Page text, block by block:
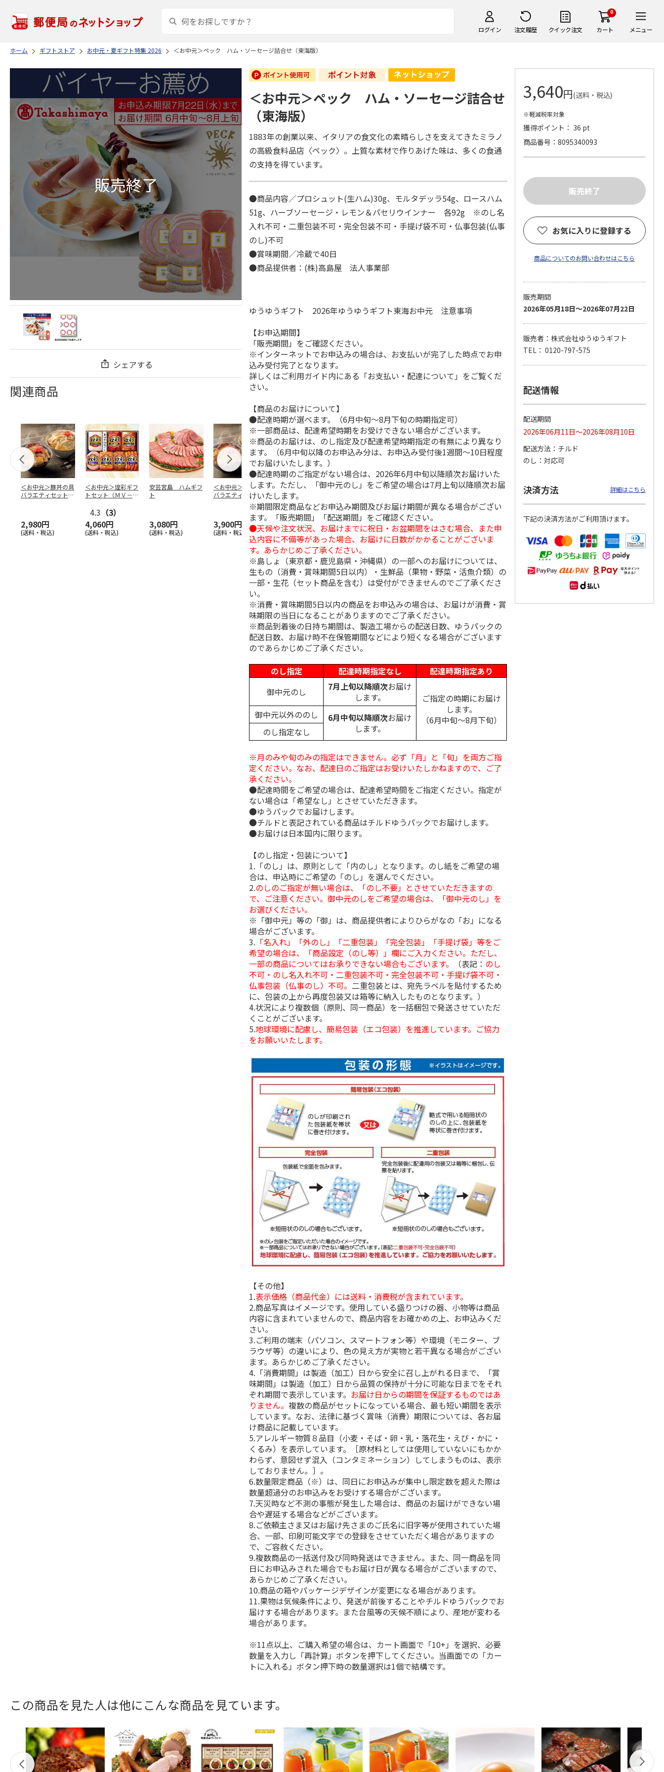
ログイン 注文履歴 クイック注文
0
カート メニュー
ホーム ギフトストア お中元・夏ギフト特集 2026 ＜お中元＞ペック ハム・ソーセージ詰合せ（東海版）
シェアする
関連商品
＜お中元＞豚丼の具
バラエティセット
2,980円
(送料・税込)
＜お中元＞煌彩ギフ
トセット（ＭＶ－５
4.3 （3）
4,060円
(送料・税込)
安芸宮島 ハムギフ
ト
3,080円
(送料・税込)
＜お中元＞豚丼の具
バラエティセット
3,900円
(送料・税込)
＜お中元＞【冷凍】
６種類のお肉ソムリ
エアソートＢＯＸ
5,980円
(送料・税込)
＜お中元＞やまがた
０ｇ×６
5.0（1）
3,780円
(送料・税込)
＜お中元＞モクモ
ソーセージセット
3,240円
(送料・税込)
【冷凍】北海道直送
店 豚丼6食セット
3,980円
(送料別・税込)
＜お中元＞やまがた
雪豚ロースみそ漬７
０ｇ×５
3,240円
＜お中元＞＜帯広
豚丼一番＞特上豚丼
の具３種セット
4,980円
(送料・税込)
＜お中元＞ペック ハム・ソーセージ詰合せ
（東海版）
1883年の創業以来、イタリアの食文化の素晴らしさを支えてきたミラノ
の高級食料品店〈ペック〉。上質な素材で作りあげた味は、多くの食通
の支持を得ています。
●商品内容／プロシュット(生ハム)30g、モルタデッラ54g、ロースハム
51g、ハーブソーセージ・レモン＆パセリウインナー 各92g ※のし名
入れ不可・二重包装不可・完全包装不可・手提げ袋不可・仏事包装(仏事
のし)不可
●賞味期間／冷蔵で40日
●商品提供者：(株)高島屋 法人事業部
ゆうゆうギフト 2026年ゆうゆうギフト東海お中元 注意事項
【お申込期間】
「販売期間」をご確認ください。
※インターネットでお申込みの場合は、お支払いが完了した時点でお申
込み受付完了となります。
詳しくはご利用ガイド内にある「お支払い・配達について」をご覧くだ
さい。
【商品のお届けについて】
●配達時期が選べます。（6月中旬～8月下旬の時期指定可）
※一部商品は、配達希望時期をお受けできない場合がございます。
※商品のお届けは、のし指定及び配達希望時期指定の有無により異なり
ます。（6月中旬以降のお申込み分は、お申込み受付後1週間～10日程度
でお届けいたします。）
●配達時期のご指定がない場合は、2026年6月中旬以降順次お届けいた
します。ただし、「御中元のし」をご希望の場合は7月上旬以降順次お届
けいたします。
※期間限定商品などお申込み期間及びお届け期間が異なる場合がござい
ます。「販売期間」「配送期間」をご確認ください。
●天候や注文状況、お届けまでに祝日・お盆期間をはさむ場合、また申
込内容に不備等があった場合、お届けに日数がかかることがございま
す。あらかじめご了承ください。
※島しょ（東京都・鹿児島県・沖縄県）の一部へのお届けについては、
生もの（消費・賞味期間5日以内）・生鮮品（果物・野菜・活魚介類）の
一部・生花（セット商品を含む）は受付ができませんのでご了承くださ
い。
※消費・賞味期間5日以内の商品をお申込みの場合は、お届けが消費・賞
味期限の当日になることがありますのでご了承ください。
※商品到着後の日持ち期間は、製造工場からの配送日数、ゆうパックの
配送日数、お届け時不在保管期間などにより短くなる場合がございます
のであらかじめご了承ください。
のし指定
配達時期指定なし
配達時期指定あり
御中元のし
7月上旬以降順次お届け
します。
ご指定の時期にお届け
します。
（6月中旬～8月下旬）
御中元以外ののし 6月中旬以降順次お届け
します。
のし指定なし
※月のみや旬のみの指定はできません。必ず「月」と「旬」を両方ご指
定ください。なお、配達日のご指定はお受けいたしかねますので、ご了
承ください。
●配達時間をご希望の場合は、配達希望時間をご指定ください。指定が
ない場合は「希望なし」とさせていただきます。
●ゆうパックでお届けします。
●チルドと表記されている商品はチルドゆうパックでお届けします。
●お届けは日本国内に限ります。
【のし指定・包装について】
1.「のし」は、原則として「内のし」となります。のし紙をご希望の場
合は、申込時にご希望の「のし」を選んでください。
2.のしのご指定が無い場合は、「のし不要」とさせていただきますの
で、ご注意ください。御中元のしをご希望の場合は、「御中元のし」を
お選びください。
※「御中元」等の「御」は、商品提供者によりひらがなの「お」になる
場合がございます。
3. 「名入れ」「外のし」「二重包装」「完全包装」「手提げ袋」等をご
希望の場合は、「商品設定（のし等）」欄にご入力ください。ただし、
一部の商品についてはお承りできない場合もございます。
（表記： のし
不可・のし名入れ不可・二重包装不可・完全包装不可・手提げ袋不可・
仏事包装（仏事のし）不可。 二重包装とは、宛先ラベルを貼付するため
に、包装の上から再度包装又は箱等に納入したものとなります。）
4.状況により複数個（原則、同一商品）を一括梱包で発送させていただ
くことがございます。
5.地球環境に配慮し、簡易包装（エコ包装）を推進しています。ご協力
をお願いいたします。
【その他】
1.表示価格（商品代金）には送料・消費税が含まれています。
2.商品写真はイメージです。使用している盛りつけの器、小物等は商品
内容に含まれていませんので、商品内容をお確かめの上、お申込みくだ
さい。
3.ご利用の端末（パソコン、スマートフォン等）や環境（モニター、ブ
ラウザ等）の違いにより、色の見え方が実物と若干異なる場合がござい
ます。あらかじめご了承ください。
4.「消費期間」は製造（加工）日から安全に召し上がれる日まで、「賞
味期間」は製造（加工）日から品質の保持が十分に可能な日までをそれ
ぞれ期間で表示しています。 お届け日からの期間を保証するものではあ
りません。複数の商品がセットになっている場合、最も短い期間を表示
しています。なお、法律に基づく賞味（消費）期限については、各お届
け商品に記載しています。
5.アレルギー物質８品目（小麦・そば・卵・乳・落花生・えび・かに・
くるみ）を表示しています。［原材料としては使用していないにもかか
わらず、意図せず混入（コンタミネーション）してしまうものは、表示
しておりません。］。
6.数量限定商品（※）は、同日にお申込みが集中し限定数を超えた際は
数量超過分のお申込みをお受けする場合がございます。
7.天災時など不測の事態が発生した場合は、商品のお届けができない場
合や遅延する場合などがございます。
8.ご依頼主さま又はお届け先さまのご氏名に旧字等が使用されていた場
合、一部、印刷可能文字での登録をさせていただく場合がありますの
で、ご容赦ください。
9.複数商品の一括送付及び同時発送はできません。また、同一商品を同
日にお申込みされた場合でもお届け日が異なる場合がございますので、
あらかじめご了承ください。
10.商品の箱やパッケージデザインが変更になる場合があります。
11.果物は気候条件により、発送が前後することやチルドゆうパックでお
届けする場合があります。また台風等の天候不順により、産地が変わる
場合があります。
※11点以上、ご購入希望の場合は、カート画面で「10+」を選択、必要
数量を入力し「再計算」ボタンを押下してください。当画面での「カー
トに入れる」ボタン押下時の数量選択は1個で結構です。
3,640円(送料・税込)
※軽減税率対象
獲得ポイント： 36 pt
商品番号
8095340093
お気に入りに登録する
商品についてのお問い合わせはこちら
販売期間
2026年05月18日～2026年07月22日
販売者：株式会社ゆうゆうギフト
TEL： 0120-797-575
配送情報
配送期間
2026年06月11日～2026年08月10日
配送方法
チルド
のし
対応可
決済方法 詳細はこちら
下記の決済方法がご利用頂けます。
この商品を見た人は他にこんな商品を見ています。